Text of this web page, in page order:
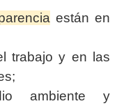
están en
trabajo y en las
ambiente y